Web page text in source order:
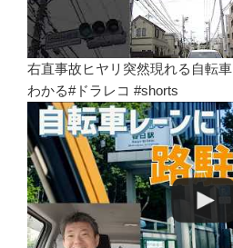
右直事故ヒヤリ突然現れる自転車
わかる#ドラレコ #shorts